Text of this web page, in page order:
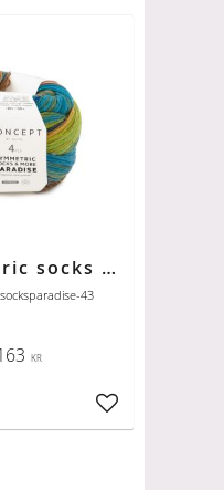
Symmetric socks & more Paradise 43 okra-grön-blå
43
KR
Lägg till i